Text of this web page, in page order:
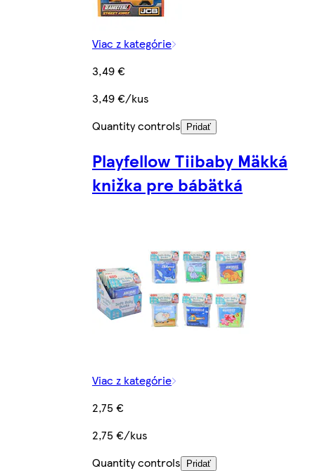
Viac z kategórie
3,49 €
3,49 €/kus
Quantity controls
Pridať
Playfellow Tiibaby Mäkká
knižka pre bábätká
Viac z kategórie
2,75 €
2,75 €/kus
Quantity controls
Pridať